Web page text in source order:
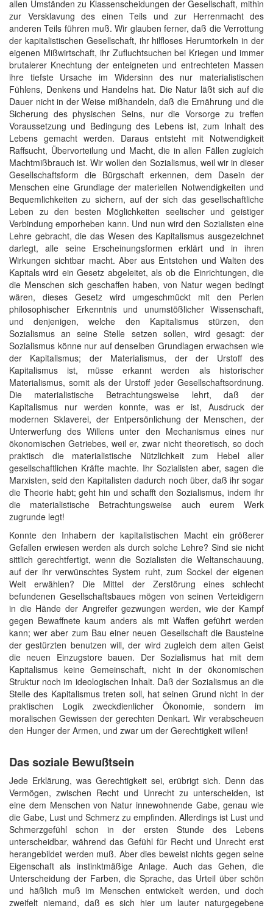
allen Umständen zu Klassenscheidungen der Gesellschaft, mithin
zur Versklavung des einen Teils und zur Herrenmacht des
anderen Teils führen muß. Wir glauben ferner, daß die Verrottung
der kapitalistischen Gesellschaft, ihr hilfloses Herumtorkeln in der
eigenen Mißwirtschaft, ihr Zufluchtsuchen bei Kriegen und immer
brutalerer Knechtung der enteigneten und entrechteten Massen
ihre tiefste Ursache im Widersinn des nur materialistischen
Fühlens, Denkens und Handelns hat. Die Natur läßt sich auf die
Dauer nicht in der Weise mißhandeln, daß die Ernährung und die
Sicherung des physischen Seins, nur die Vorsorge zu treffen
Voraussetzung und Bedingung des Lebens ist, zum Inhalt des
Lebens gemacht werden. Daraus entsteht mit Notwendigkeit
Raffsucht, Übervorteilung und Macht, die in allen Fällen zugleich
Machtmißbrauch ist. Wir wollen den Sozialismus, weil wir in dieser
Gesellschaftsform die Bürgschaft erkennen, dem Dasein der
Menschen eine Grundlage der materiellen Notwendigkeiten und
Bequemlichkeiten zu sichern, auf der sich das gesellschaftliche
Leben zu den besten Möglichkeiten seelischer und geistiger
Verbindung emporheben kann. Und nun wird den Sozialisten eine
Lehre gebracht, die das Wesen des Kapitalismus ausgezeichnet
darlegt, alle seine Erscheinungsformen erklärt und in ihren
Wirkungen sichtbar macht. Aber aus Entstehen und Walten des
Kapitals wird ein Gesetz abgeleitet, als ob die Einrichtungen, die
die Menschen sich geschaffen haben, von Natur wegen bedingt
wären, dieses Gesetz wird umgeschmückt mit den Perlen
philosophischer Erkenntnis und unumstößlicher Wissenschaft,
und denjenigen, welche den Kapitalismus stürzen, den
Sozialismus an seine Stelle setzen sollen, wird gesagt: der
Sozialismus könne nur auf denselben Grundlagen erwachsen wie
der Kapitalismus; der Materialismus, der der Urstoff des
Kapitalismus ist, müsse erkannt werden als historischer
Materialismus, somit als der Urstoff jeder Gesellschaftsordnung.
Die materialistische Betrachtungsweise lehrt, daß der
Kapitalismus nur werden konnte, was er ist, Ausdruck der
modernen Sklaverei, der Entpersönlichung der Menschen, der
Unterwerfung des Willens unter den Mechanismus eines nur
ökonomischen Getriebes, weil er, zwar nicht theoretisch, so doch
praktisch die materialistische Nützlichkeit zum Hebel aller
gesellschaftlichen Kräfte machte. Ihr Sozialisten aber, sagen die
Marxisten, seid den Kapitalisten dadurch noch über, daß ihr sogar
die Theorie habt; geht hin und schafft den Sozialismus, indem ihr
die materialistische Betrachtungsweise auch eurem Werk
zugrunde legt!
Konnte den Inhabern der kapitalistischen Macht ein größerer
Gefallen erwiesen werden als durch solche Lehre? Sind sie nicht
sittlich gerechtfertigt, wenn die Sozialisten die Weltanschauung,
auf der ihr verwünschtes System ruht, zum Sockel der eigenen
Welt erwählen? Die Mittel der Zerstörung eines schlecht
befundenen Gesellschaftsbaues mögen von seinen Verteidigern
in die Hände der Angreifer gezwungen werden, wie der Kampf
gegen Bewaffnete kaum anders als mit Waffen geführt werden
kann; wer aber zum Bau einer neuen Gesellschaft die Bausteine
der gestürzten benutzen will, der wird zugleich dem alten Geist
die neuen Einzugstore bauen. Der Sozialismus hat mit dem
Kapitalismus keine Gemeinschaft, nicht in der ökonomischen
Struktur noch im ideologischen Inhalt. Daß der Sozialismus an die
Stelle des Kapitalismus treten soll, hat seinen Grund nicht in der
praktischen Logik zweckdienlicher Ökonomie, sondern im
moralischen Gewissen der gerechten Denkart. Wir verabscheuen
den Hunger der Armen, und zwar um der Gerechtigkeit willen!
Das soziale Bewußtsein
Jede Erklärung, was Gerechtigkeit sei, erübrigt sich. Denn das
Vermögen, zwischen Recht und Unrecht zu unterscheiden, ist
eine dem Menschen von Natur innewohnende Gabe, genau wie
die Gabe, Lust und Schmerz zu empfinden. Allerdings ist Lust und
Schmerzgefühl schon in der ersten Stunde des Lebens
unterscheidbar, während das Gefühl für Recht und Unrecht erst
herangebildet werden muß. Aber dies beweist nichts gegen seine
Eigenschaft als instinktmäßige Anlage. Auch das Gehen, die
Unterscheidung der Farben, die Sprache, das Urteil über schön
und häßlich muß im Menschen entwickelt werden, und doch
zweifelt niemand, daß es sich hier um lauter naturgegebene